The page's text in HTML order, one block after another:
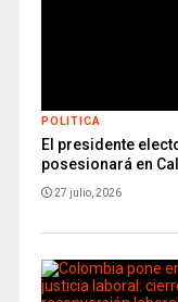
POLITICA
El presidente
posesionará en
27 julio, 2026